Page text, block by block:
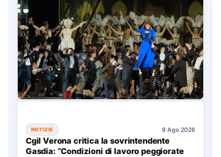
NOTIZIE 9 Ago 2026
Cgil Verona critica la sovrintendente
Gasdia: “Condizioni di lavoro peggiorate